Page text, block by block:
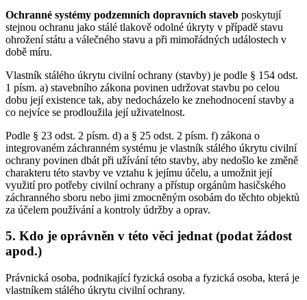
Ochranné systémy podzemních dopravních staveb poskytují
stejnou ochranu jako stálé tlakově odolné úkryty v případě stavu
ohrožení státu a válečného stavu a při mimořádných událostech v
době míru.
Vlastník stálého úkrytu civilní ochrany (stavby) je podle § 154 odst.
1 písm. a) stavebního zákona povinen udržovat stavbu po celou
dobu její existence tak, aby nedocházelo ke znehodnocení stavby a
co nejvíce se prodloužila její uživatelnost.
Podle § 23 odst. 2 písm. d) a § 25 odst. 2 písm. f) zákona o
integrovaném záchranném systému je vlastník stálého úkrytu civilní
ochrany povinen dbát při užívání této stavby, aby nedošlo ke změně
charakteru této stavby ve vztahu k jejímu účelu, a umožnit její
využití pro potřeby civilní ochrany a přístup orgánům hasičského
záchranného sboru nebo jimi zmocněným osobám do těchto objektů
za účelem používání a kontroly údržby a oprav.
5. Kdo je oprávněn v této věci jednat (podat žádost
apod.)
Právnická osoba, podnikající fyzická osoba a fyzická osoba, která je
vlastníkem stálého úkrytu civilní ochrany.